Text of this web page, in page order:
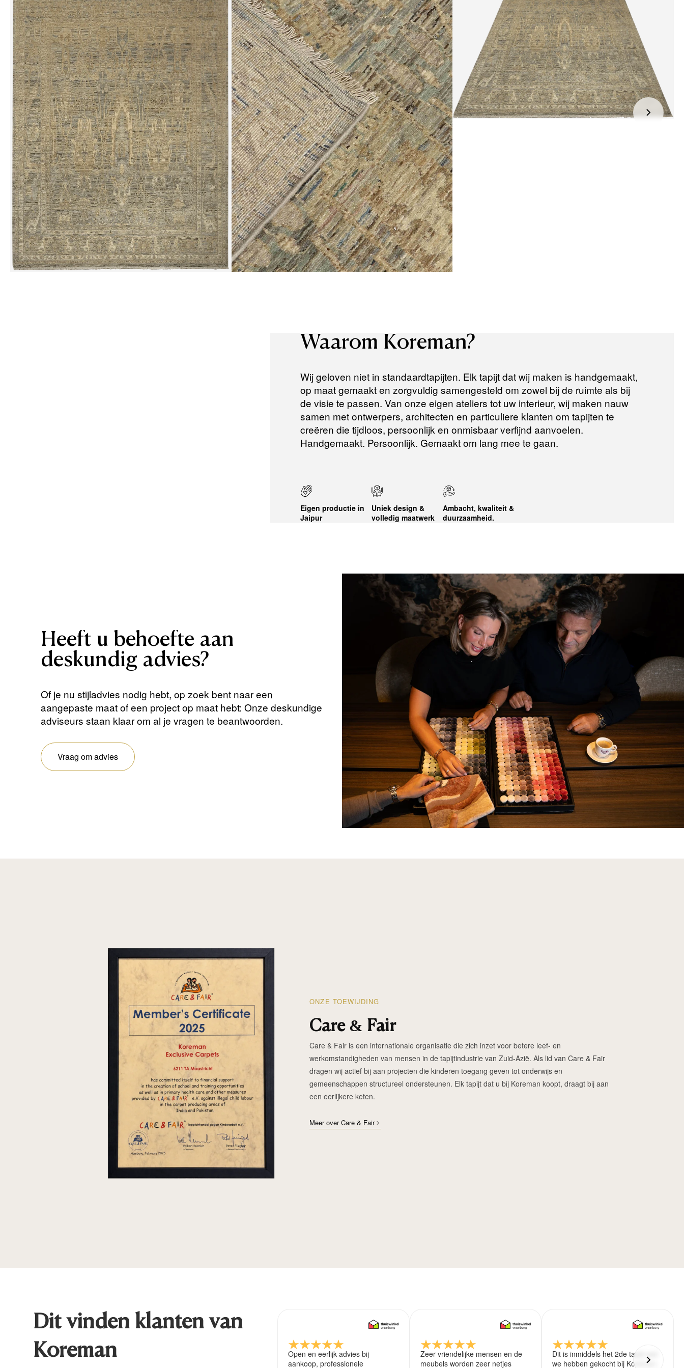
Levertijden:
Het artikel wordt gratis bij u thuis geleverd. Wij streven ernaar uw
bestelling binnen4 werkdagenbij u thuis te bezorgen.
Retourneren:
Het artikel wordt gratis bij u thuis geleverd. Mocht het niet passen en
u besluit het te retourneren, dan storten wij het aankoopbedrag zo
snel mogelijk terug, maar uiterlijkbinnen 14 dagen na herroeping .
Voor meer informatie kunt u terecht op:
Terugbetalingsbeleid
Waarom Koreman?
Wij geloven niet in standaardtapijten. Elk tapijt dat wij maken is handgemaakt,
op maat gemaakt en zorgvuldig samengesteld om zowel bij de ruimte als bij
de visie te passen. Van onze eigen ateliers tot uw interieur, wij maken nauw
samen met ontwerpers, architecten en particuliere klanten om tapijten te
creëren die tijdloos, persoonlijk en onmisbaar verfijnd aanvoelen.
Handgemaakt. Persoonlijk. Gemaakt om lang mee te gaan.
Eigen productie in
Jaipur
Uniek design &
volledig maatwerk
Ambacht, kwaliteit &
duurzaamheid.
Heeft u behoefte aan
deskundig advies?
Of je nu stijladvies nodig hebt, op zoek bent naar een
aangepaste maat of een project op maat hebt: Onze deskundige
adviseurs staan ​​klaar om al je vragen te beantwoorden.
Vraag om advies
ONZE TOEWIJDING
Care & Fair
Care & Fair is een internationale organisatie die zich inzet voor betere leef- en
werkomstandigheden van mensen in de tapijtindustrie van Zuid-Azië. Als lid van Care & Fair
dragen wij actief bij aan projecten die kinderen toegang geven tot onderwijs en
gemeenschappen structureel ondersteunen. Elk tapijt dat u bij Koreman koopt, draagt bij aan
een eerlijkere keten.
Meer over Care & Fair
Dit vinden klanten van
Koreman
Open en eerlijk advies bij
aankoop, professionele
Zeer vriendelijke mensen en de
meubels worden zeer netjes
Dit is inmiddels het 2de tapijt wat
we hebben gekocht bij Koreman.